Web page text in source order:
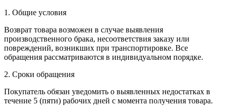
1. Общие условия
Возврат товара возможен в случае выявления
производственного брака, несоответствия заказу или
повреждений, возникших при транспортировке. Все
обращения рассматриваются в индивидуальном порядке.
2. Сроки обращения
Покупатель обязан уведомить о выявленных недостатках в
течение 5 (пяти) рабочих дней с момента получения товара.